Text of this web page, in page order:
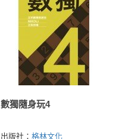
數獨隨身玩4
出版社： 格林文化